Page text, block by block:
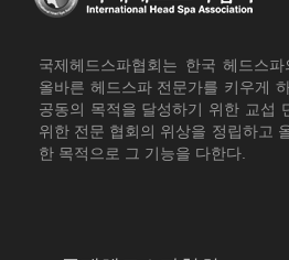
국제헤드스파협회는 한국 헤드스
올바른 헤드스파 전문가를 키우게
공동의 목적을 달성하기 위한 교섭
위한 전문 협회의 위상을 정립하고
한 목적으로 그 기능을 다한다.